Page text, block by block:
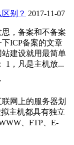
别？ 2017-11-07
，备案和不备案
ICP备案的文章
建设就用最简单
1，凡是主机放...
网上的服务器划
主机都具有独立
、FTP、E-